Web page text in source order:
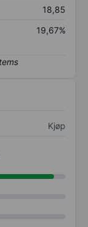
18,85
19,67%
Kjøp